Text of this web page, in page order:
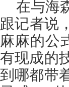
在与海
跟记者说
麻麻的公
有现成的
到哪都带